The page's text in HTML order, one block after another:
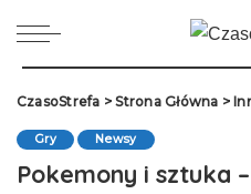
CzasoStrefa >Strona Główna >
Gry Newsy
Pokemony i sztuka